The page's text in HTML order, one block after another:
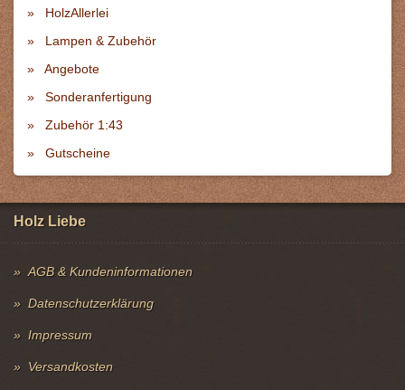
HolzAllerlei
Lampen & Zubehör
Angebote
Sonderanfertigung
Zubehör 1:43
Gutscheine
Holz Liebe
AGB & Kundeninformationen
Datenschutzerklärung
Impressum
Versandkosten